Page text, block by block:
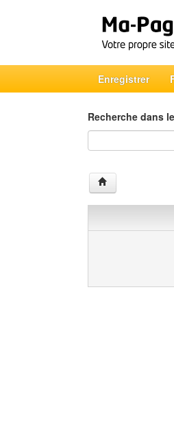
Enregistrer
Recherche dans
Recherche dans le